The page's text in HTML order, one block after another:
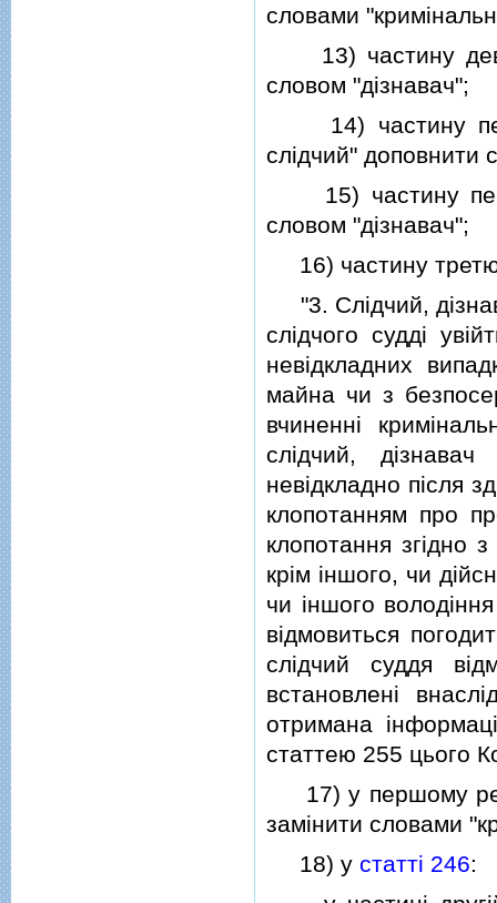
словами
13) частину
словом "дiзнавач";
14) частину
слiдчий" доповнити
15) частину
словом "дiзнавач";
16) частину
"3. Слiдчий,
слiдчого суддi
невiдкладних
майна чи з
вчиненнi
слiдчий, дiзнавач
невiдкладно пiсля
клопотанням про
клопотання згiдно
крiм iншого, чи
чи iншого
вiдмовиться
слiдчий суддя
встановленi
отримана
статтею 255 цього
17) у першому
замiнити словами
18) у статтi 246: